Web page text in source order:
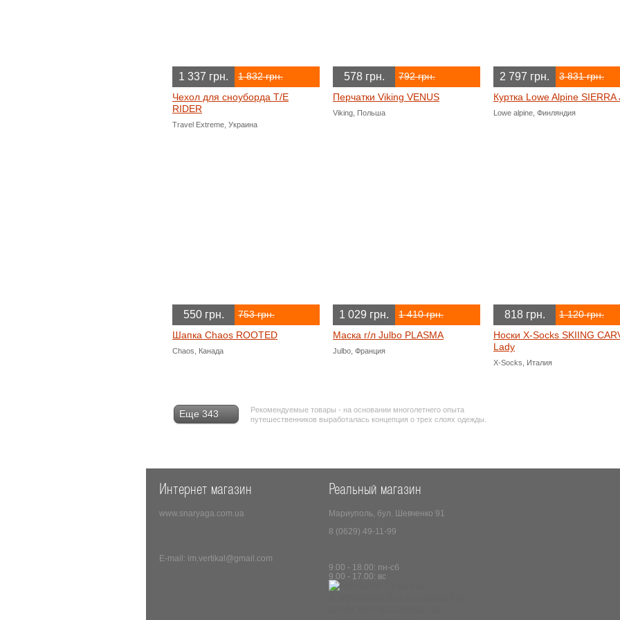
1 337 грн. 1 832 грн.
Чехол для сноуборда T/E
RIDER
Travel Extreme, Украина
578 грн. 792 грн.
Перчатки Viking VENUS
Viking, Польша
2 797 грн. 3 831 грн.
Куртка Lowe Alpine SIERRA
Lowe alpine, Финляндия
550 грн. 753 грн.
Шапка Chaos ROOTED
Chaos, Канада
1 029 грн. 1 410 грн.
Маска г/л Julbo PLASMA
Julbo, Франция
818 грн. 1 120 грн.
Носки X-Socks SKIING
Lady
X-Socks, Италия
Еще 343
Рекомендуемые товары - на основании многолетнего опыта
путешественников выработалась концепция о трех слоях одежды.
Интернет магазин
www.snaryaga.com.ua
E-mail: im.vertikal@gmail.com
Реальный магазин
Мариуполь, бул. Шевченко 91
8 (0629) 49-11-99
9.00 - 18.00: пн-сб
9.00 - 17.00: вс